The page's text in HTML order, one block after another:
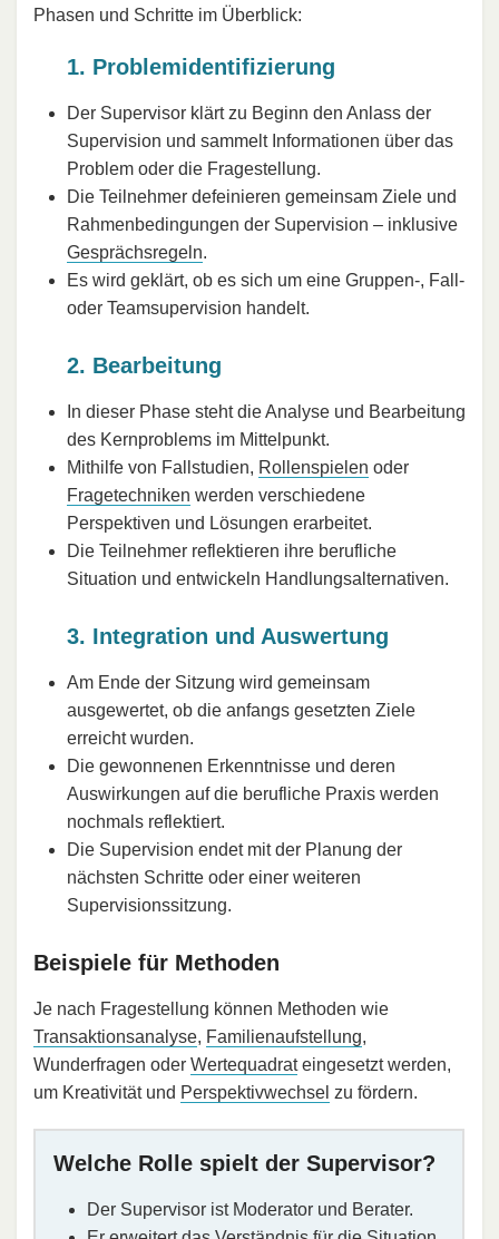
Phasen und Schritte im Überblick:
1. Problemidentifizierung
Der Supervisor klärt zu Beginn den Anlass der
Supervision und sammelt Informationen über das
Problem oder die Fragestellung.
Die Teilnehmer defeinieren gemeinsam Ziele und
Rahmenbedingungen der Supervision – inklusive
Gesprächsregeln.
Es wird geklärt, ob es sich um eine Gruppen-, Fall-
oder Teamsupervision handelt.
2. Bearbeitung
In dieser Phase steht die Analyse und Bearbeitung
des Kernproblems im Mittelpunkt.
Mithilfe von Fallstudien, Rollenspielen oder
Fragetechniken werden verschiedene
Perspektiven und Lösungen erarbeitet.
Die Teilnehmer reflektieren ihre berufliche
Situation und entwickeln Handlungsalternativen.
3. Integration und Auswertung
Am Ende der Sitzung wird gemeinsam
ausgewertet, ob die anfangs gesetzten Ziele
erreicht wurden.
Die gewonnenen Erkenntnisse und deren
Auswirkungen auf die berufliche Praxis werden
nochmals reflektiert.
Die Supervision endet mit der Planung der
nächsten Schritte oder einer weiteren
Supervisionssitzung.
Beispiele für Methoden
Je nach Fragestellung können Methoden wie
Transaktionsanalyse, Familienaufstellung,
Wunderfragen oder Wertequadrateingesetzt werden,
um Kreativität und Perspektivwechsel zu fördern.
Welche Rolle spielt der Supervisor?
Der Supervisor ist Moderator und Berater.